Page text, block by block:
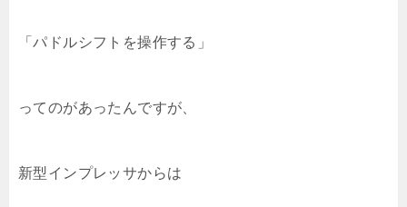
「パドルシフトを操作する」
ってのがあったんですが、
新型インプレッサからは